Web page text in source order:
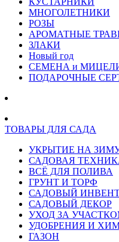
МНОГОЛЕТНИКИ
РОЗЫ
АРОМАТНЫЕ
ЗЛАКИ
Новый год
СЕМЕНА и
ПОДАРОЧНЫЕ
ТОВАРЫ ДЛЯ САДА
УКРЫТИЕ НА
САДОВАЯ
ВСЁ ДЛЯ ПОЛИВА
ГРУНТ И ТОРФ
САДОВЫЙ
САДОВЫЙ ДЕКОР
УХОД ЗА
УДОБРЕНИЯ И
ГАЗОН